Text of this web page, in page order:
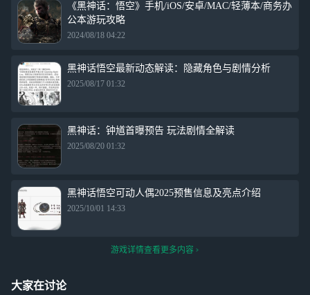
《黑神话：悟空》手机/iOS/安卓/MAC/轻薄本/商务办
公本游玩攻略
2024/08/18 04:22
黑神话悟空最新动态解读：隐藏角色与剧情分析
2025/08/17 01:32
黑神话：钟馗首曝预告 玩法剧情全解读
2025/08/20 01:32
黑神话悟空可动人偶2025预售信息及亮点介绍
2025/10/01 14:33
游戏详情查看更多内容
大家在讨论